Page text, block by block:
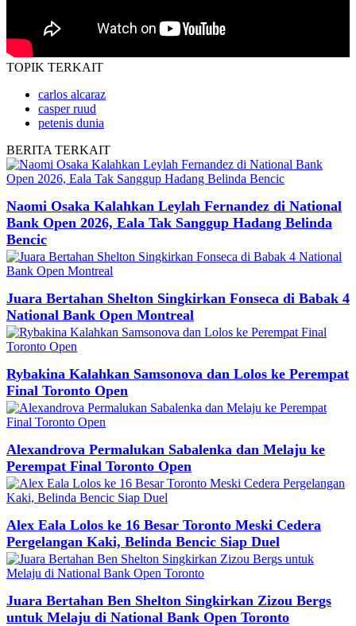
TOPIK TERKAIT
carlos alcaraz
casper ruud
petenis dunia
BERITA TERKAIT
Naomi Osaka Kalahkan Leylah Fernandez di National
Bank Open 2026, Eala Tak Sanggup Hadang Belinda
Bencic
Juara Bertahan Shelton Singkirkan Fonseca di Babak 4
National Bank Open Montreal
Rybakina Kalahkan Samsonova dan Lolos ke Perempat
Final Toronto Open
Alexandrova Permalukan Sabalenka dan Melaju ke
Perempat Final Toronto Open
Alex Eala Lolos ke 16 Besar Toronto Meski Cedera
Pergelangan Kaki, Belinda Bencic Siap Duel
Juara Bertahan Ben Shelton Singkirkan Zizou Bergs
untuk Melaju di National Bank Open Toronto